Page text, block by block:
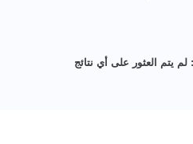
لم يتم العثور على أي نتائج